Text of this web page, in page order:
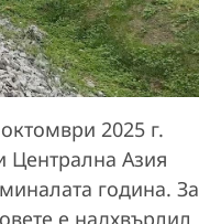
2025 г.
Централна Азия
година. За